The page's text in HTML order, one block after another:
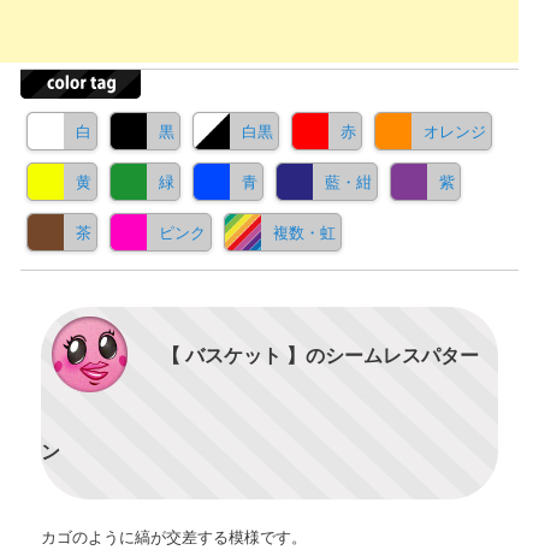
白 黒 白黒 赤 オレンジ
黄 緑 青 藍・紺 紫
茶 ピンク 複数・虹
【 バスケット 】のシームレスパター
ン
カゴのように縞が交差する模様です。